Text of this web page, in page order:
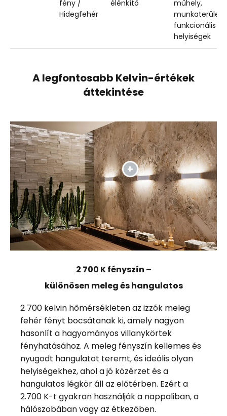
fény /
Hidegfehér
élénkítő
műhely,
funkcionális
helyiségek
A legfontosabb Kelvin-értékek
áttekintése
2 700 K fényszín –
különösen meleg és hangulatos
2 700 kelvin hőmérsékleten az izzók meleg
fehér fényt bocsátanak ki, amely nagyon
hasonlít a hagyományos villanykörtek
fényhatásához. A meleg fényszín kellemes és
nyugodt hangulatot teremt, és ideális olyan
helyiségekhez, ahol a jó közérzet és a
hangulatos légkör áll az előtérben. Ezért a
2.700 K-t gyakran használják a nappaliban, a
hálószobában vagy az étkezőben.